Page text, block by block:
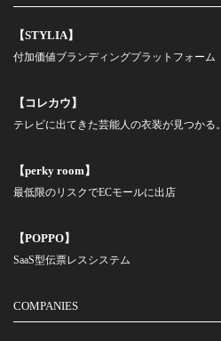
【STYLIA】
付加価値ブランディングプラットフォーム
【コレカウ】
テレビに出てきた芸能人の衣装が見つかる。
【perky room】
最低限のリスクでECモールに出店
【POPPO】
SaaS型伝票レスシステム
COMPANIES